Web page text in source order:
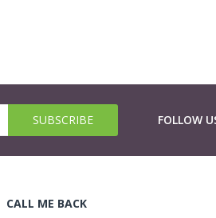
FOLLOW
CALL ME BACK